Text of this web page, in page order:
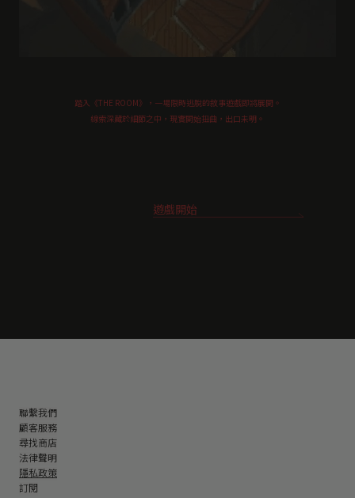
踏入《THE ROOM》，一場限時逃脫的敘事遊戲即將展開。
線索深藏於細節之中，現實開始扭曲，出口未明。
遊戲開始
聯繫我們
顧客服務
尋找商店
法律聲明
隱私政策
訂閱